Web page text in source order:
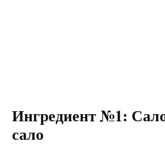
Ингредиент №1:
сало